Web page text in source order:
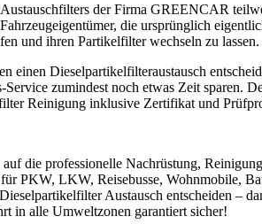
der Firma GREENCAR
die ursprünglich
und ihren Partikelfilter wechseln zu lassen.
einen Dieselpartikelfilteraustausch
zumindest noch etwas Zeit sparen.
Reinigung inklusive Zertifikat und
die professionelle Nachrüstung,
PKW, LKW, Reisebusse, Wohnmobile,
Austausch entscheiden –
in alle Umweltzonen garantiert sicher!